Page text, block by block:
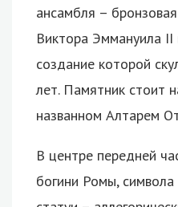
ансамбля –
Виктора Эммануила
создание которой
лет. Памятник стоит
названном Алтарем
В центре передней
богини Ромы, символа